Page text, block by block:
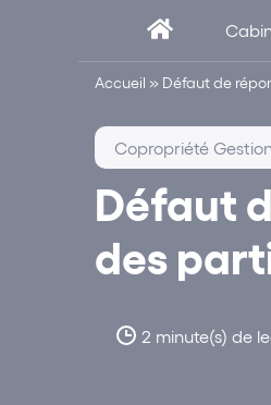
Accueil » Défaut de
Défaut
des
2 minute(s) de
Copropriété